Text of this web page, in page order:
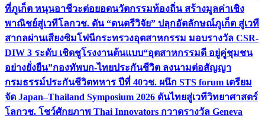
ที่ภูเก็ต หนุนอาชีวะต่อยอดนวัตกรรมท้องถิ่น สร้างมูลค่าเชิง
พาณิชย์สู่เวทีโลกวช. ดัน “ดนตรีวิจัย” ปลุกอัตลักษณ์ภูเก็ต สู่เวที
สากลผ่านเสียงซิมโฟนีกระทรวงอุตสาหกรรม มอบรางวัล CSR-
DIW 3 ระดับ เชิดชูโรงงานต้นแบบ“อุตสาหกรรมดี อยู่คู่ชุมชน
อย่างยั่งยืน”กองทัพบก-ไทยประกันชีวิต ลงนามต่อสัญญา
กรมธรรม์ประกันชีวิตทหาร ปีที่ 40วช. ผนึก STS forum เตรียม
จัด Japan–Thailand Symposium 2026 ดันไทยสู่เวทีวิทยาศาสตร์
โลกวช. โชว์ศักยภาพ Thai Innovators กวาดรางวัล Geneva